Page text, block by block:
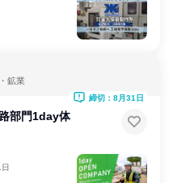
鉱業
部門1day体
日
締切：8月31日